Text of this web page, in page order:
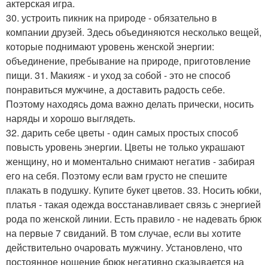
актерская игра.
30. устроить пикник на природе - обязательно в
компании друзей. Здесь объединяются несколько вещей,
которые поднимают уровень женской энергии:
объединение, пребывание на природе, приготовление
пищи. 31. Макияж - и уход за собой - это не способ
понравиться мужчине, а доставить радость себе.
Поэтому находясь дома важно делать прически, носить
наряды и хорошо выглядеть.
32. дарить себе цветы - один самых простых способ
повысть уровень энергии. Цветы не только украшают
женщину, но и моментально снимают негатив - забирая
его на себя. Поэтому если вам грусто не спешите
плакать в подушку. Купите букет цветов. 33. Носить юбки,
платья - такая одежда восстанавливает связь с энергией
рода по женской линии. Есть правило - не надевать брюк
на первые 7 свиданий. В том случае, если вы хотите
действительно очаровать мужчину. Установлено, что
постоянное ношение брюк негативно сказывается на